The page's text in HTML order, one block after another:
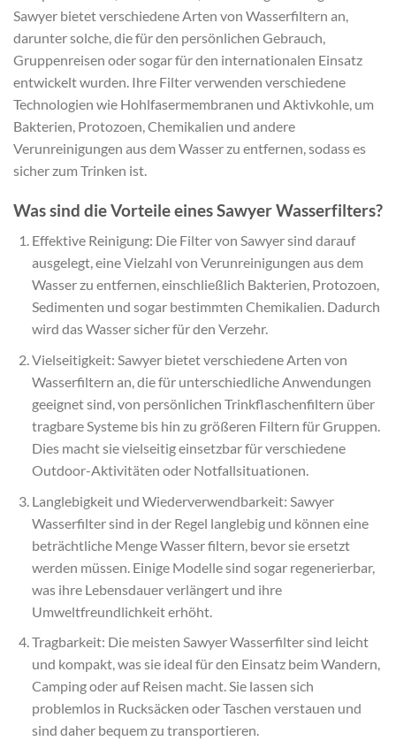
Sawyer bietet verschiedene Arten von Wasserfiltern an,
darunter solche, die für den persönlichen Gebrauch,
Gruppenreisen oder sogar für den internationalen Einsatz
entwickelt wurden. Ihre Filter verwenden verschiedene
Technologien wie Hohlfasermembranen und Aktivkohle, um
Bakterien, Protozoen, Chemikalien und andere
Verunreinigungen aus dem Wasser zu entfernen, sodass es
sicher zum Trinken ist.
Was sind die Vorteile eines Sawyer Wasserfilters?
Effektive Reinigung: Die Filter von Sawyer sind darauf
ausgelegt, eine Vielzahl von Verunreinigungen aus dem
Wasser zu entfernen, einschließlich Bakterien, Protozoen,
Sedimenten und sogar bestimmten Chemikalien. Dadurch
wird das Wasser sicher für den Verzehr.
Vielseitigkeit: Sawyer bietet verschiedene Arten von
Wasserfiltern an, die für unterschiedliche Anwendungen
geeignet sind, von persönlichen Trinkflaschenfiltern über
tragbare Systeme bis hin zu größeren Filtern für Gruppen.
Dies macht sie vielseitig einsetzbar für verschiedene
Outdoor-Aktivitäten oder Notfallsituationen.
Langlebigkeit und Wiederverwendbarkeit: Sawyer
Wasserfilter sind in der Regel langlebig und können eine
beträchtliche Menge Wasser filtern, bevor sie ersetzt
werden müssen. Einige Modelle sind sogar regenerierbar,
was ihre Lebensdauer verlängert und ihre
Umweltfreundlichkeit erhöht.
Tragbarkeit: Die meisten Sawyer Wasserfilter sind leicht
und kompakt, was sie ideal für den Einsatz beim Wandern,
Camping oder auf Reisen macht. Sie lassen sich
problemlos in Rucksäcken oder Taschen verstauen und
sind daher bequem zu transportieren.